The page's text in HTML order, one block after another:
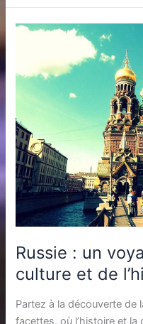
Russie : un
culture et de
Partez à la découverte de
facettes, où l’histoire et la